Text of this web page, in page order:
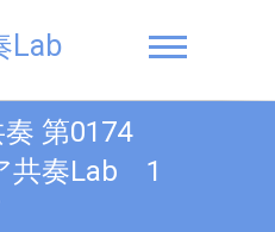
Lab
奏 第0174
共奏Lab 1